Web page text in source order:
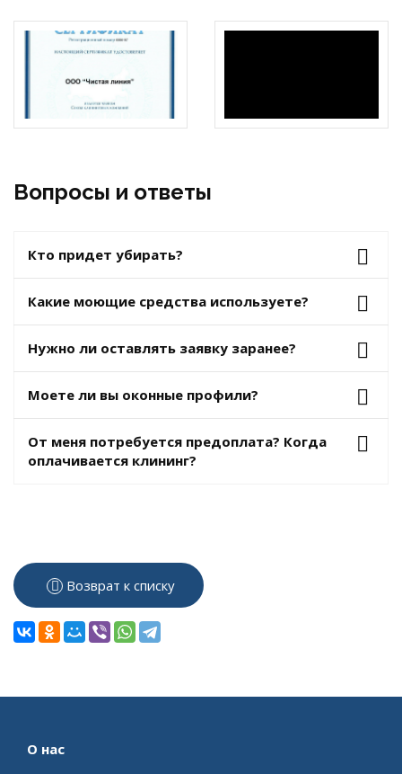
Вопросы и ответы
Кто придет убирать?
Какие моющие средства используете?
Нужно ли оставлять заявку заранее?
Моете ли вы оконные профили?
От меня потребуется предоплата? Когда
оплачивается клининг?
Возврат к списку
О нас